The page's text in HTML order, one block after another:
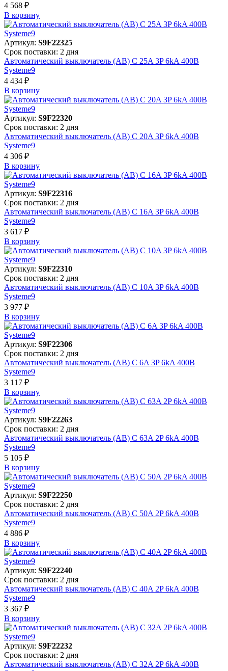
4 568 ₽
В корзинy
Артикул: S9F22325
Срок поставки: 2 дня
Автоматический выключатель (АВ) C 25A 3P 6kA 400В
Systeme9
4 434 ₽
В корзинy
Артикул: S9F22320
Срок поставки: 2 дня
Автоматический выключатель (АВ) C 20A 3P 6kA 400В
Systeme9
4 306 ₽
В корзинy
Артикул: S9F22316
Срок поставки: 2 дня
Автоматический выключатель (АВ) C 16A 3P 6kA 400В
Systeme9
3 617 ₽
В корзинy
Артикул: S9F22310
Срок поставки: 2 дня
Автоматический выключатель (АВ) C 10A 3P 6kA 400В
Systeme9
3 977 ₽
В корзинy
Артикул: S9F22306
Срок поставки: 2 дня
Автоматический выключатель (АВ) C 6A 3P 6kA 400В
Systeme9
3 117 ₽
В корзинy
Артикул: S9F22263
Срок поставки: 2 дня
Автоматический выключатель (АВ) C 63A 2P 6kA 400В
Systeme9
5 105 ₽
В корзинy
Артикул: S9F22250
Срок поставки: 2 дня
Автоматический выключатель (АВ) C 50A 2P 6kA 400В
Systeme9
4 886 ₽
В корзинy
Артикул: S9F22240
Срок поставки: 2 дня
Автоматический выключатель (АВ) C 40A 2P 6kA 400В
Systeme9
3 367 ₽
В корзинy
Артикул: S9F22232
Срок поставки: 2 дня
Автоматический выключатель (АВ) C 32A 2P 6kA 400В